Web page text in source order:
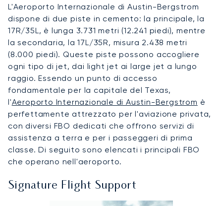
L'Aeroporto Internazionale di Austin-Bergstrom
dispone di due piste in cemento: la principale, la
17R/35L, è lunga 3.731 metri (12.241 piedi), mentre
la secondaria, la 17L/35R, misura 2.438 metri
(8.000 piedi). Queste piste possono accogliere
ogni tipo di jet, dai light jet ai large jet a lungo
raggio. Essendo un punto di accesso
fondamentale per la capitale del Texas,
l'Aeroporto Internazionale di Austin-Bergstrom è
perfettamente attrezzato per l'aviazione privata,
con diversi FBO dedicati che offrono servizi di
assistenza a terra e per i passeggeri di prima
classe. Di seguito sono elencati i principali FBO
che operano nell'aeroporto.
Signature Flight Support